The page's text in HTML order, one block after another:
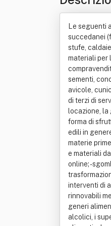
Le seguenti
succedanei
stufe,
materiali per
sementi,
avicole,
di terzi di
locazione,
forma di
edili in
materie
e materiali
online; -
interventi di
rinnovabili
generi
alcolici, i